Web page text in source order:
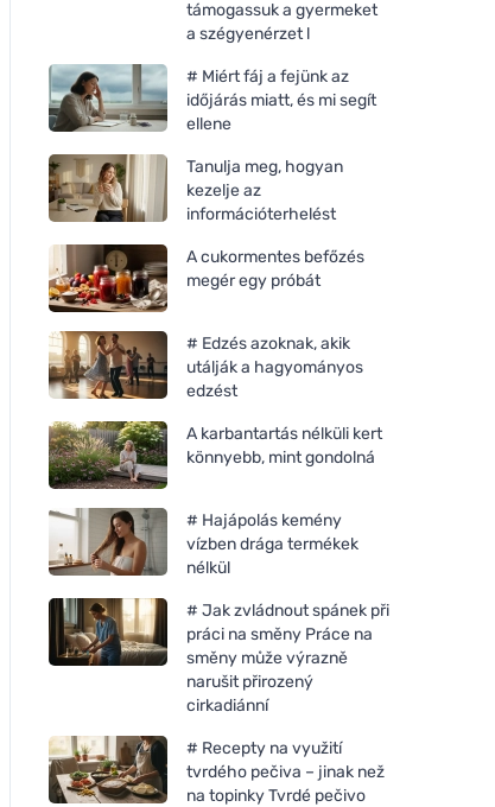
támogassuk a gyermeket
a szégyenérzet l
# Miért fáj a fejünk az
időjárás miatt, és mi segít
ellene
Tanulja meg, hogyan
kezelje az
információterhelést
A cukormentes befőzés
megér egy próbát
# Edzés azoknak, akik
utálják a hagyományos
edzést
A karbantartás nélküli kert
könnyebb, mint gondolná
# Hajápolás kemény
vízben drága termékek
nélkül
# Jak zvládnout spánek při
práci na směny Práce na
směny může výrazně
narušit přirozený
cirkadiánní
# Recepty na využití
tvrdého pečiva – jinak než
na topinky Tvrdé pečivo